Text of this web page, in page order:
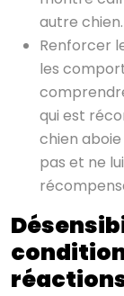
autre chien.
Renforcer
les
qui est
chien
pas et ne